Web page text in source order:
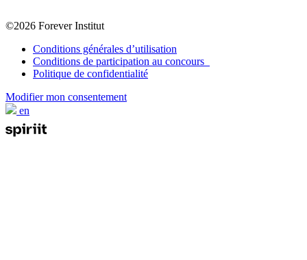
©2026 Forever Institut
Conditions générales d’utilisation
Conditions de participation au concours
Politique de confidentialité
Modifier mon consentement
en